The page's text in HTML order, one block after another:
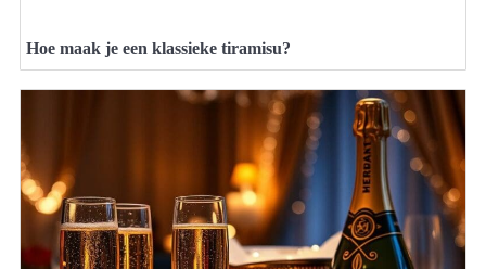
Hoe maak je een klassieke tiramisu?